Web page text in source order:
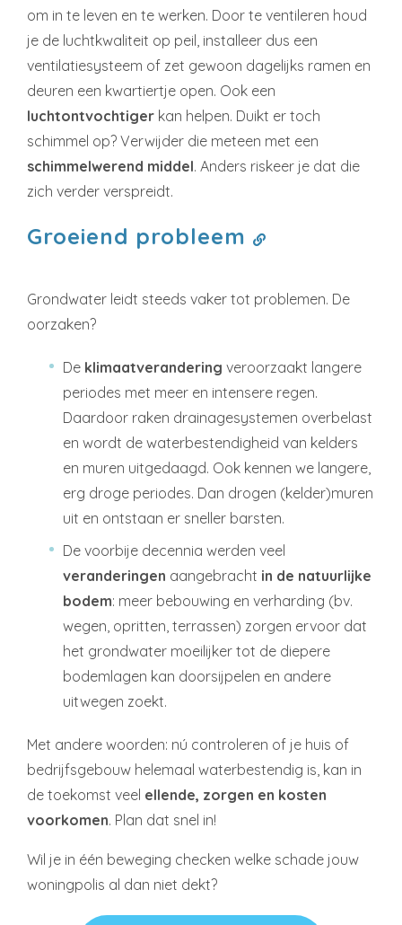
om in te leven en te werken. Door te ventileren houd
je de luchtkwaliteit op peil, installeer dus een
ventilatiesysteem of zet gewoon dagelijks ramen en
deuren een kwartiertje open. Ook een
luchtontvochtiger kan helpen. Duikt er toch
schimmel op? Verwijder die meteen met een
schimmelwerend middel. Anders riskeer je dat die
zich verder verspreidt.
Groeiend probleem
Grondwater leidt steeds vaker tot problemen. De
oorzaken?
De klimaatverandering veroorzaakt langere
periodes met meer en intensere regen.
Daardoor raken drainagesystemen overbelast
en wordt de waterbestendigheid van kelders
en muren uitgedaagd. Ook kennen we langere,
erg droge periodes. Dan drogen (kelder)muren
uit en ontstaan er sneller barsten.
De voorbije decennia werden veel
veranderingen aangebracht in de natuurlijke
bodem: meer bebouwing en verharding (bv.
wegen, opritten, terrassen) zorgen ervoor dat
het grondwater moeilijker tot de diepere
bodemlagen kan doorsijpelen en andere
uitwegen zoekt.
Met andere woorden: nú controleren of je huis of
bedrijfsgebouw helemaal waterbestendig is, kan in
de toekomst veel ellende, zorgen en kosten
voorkomen. Plan dat snel in!
Wil je in één beweging checken welke schade jouw
woningpolis al dan niet dekt?